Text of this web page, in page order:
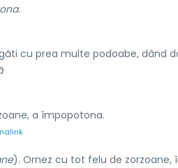
cu prea multe podoabe, dând
a împopotona.
). Ornez cu tot felu de zorzoane,